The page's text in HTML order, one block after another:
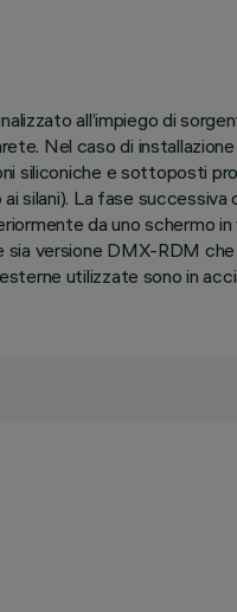
all’impiego di
Nel caso di
siliconiche e sottoposti
La fase successiva
da uno
sia versione DMX-RDM
utilizzate sono in